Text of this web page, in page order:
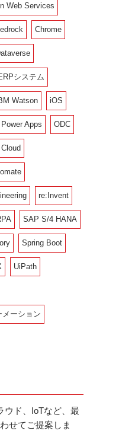
Web Services
Chrome
システム
Watson iOS
Apps ODC
re:Invent
SAP S/4 HANA
Spring Boot
UiPath
ーション
ウド、IoTなど、最
せてご提案しま